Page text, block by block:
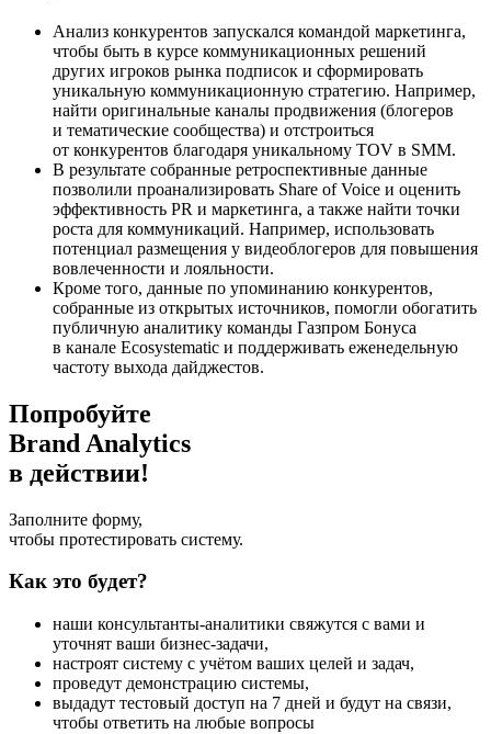
Анализ конкурентов запускался командой маркетинга,
чтобы быть в курсе коммуникационных решений
других игроков рынка подписок и сформировать
уникальную коммуникационную стратегию. Например,
найти оригинальные каналы продвижения (блогеров
и тематические сообщества) и отстроиться
от конкурентов благодаря уникальному TOV в SMM.
В результате собранные ретроспективные данные
позволили проанализировать Share of Voice и оценить
эффективность PR и маркетинга, а также найти точки
роста для коммуникаций. Например, использовать
потенциал размещения у видеоблогеров для повышения
вовлеченности и лояльности.
Кроме того, данные по упоминанию конкурентов,
собранные из открытых источников, помогли обогатить
публичную аналитику команды Газпром Бонуса
в канале Ecosystematic и поддерживать еженедельную
частоту выхода дайджестов.
Попробуйте
Brand Analytics
в действии!
Заполните форму,
чтобы протестировать систему.
Как это будет?
наши консультанты-аналитики свяжутся с вами и
уточнят ваши бизнес-задачи,
настроят систему с учётом ваших целей и задач,
проведут демонстрацию системы,
выдадут тестовый доступ на 7 дней и будут на связи,
чтобы ответить на любые вопросы